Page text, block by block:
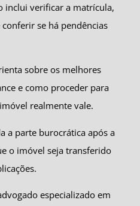
inclui verificar a matrícula,
se há pendências
sobre os melhores
e como proceder para
realmente vale.
a parte burocrática após a
o imóvel seja transferido
especializado em